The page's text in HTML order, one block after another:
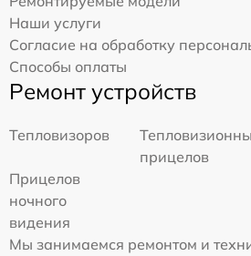
Наши услуги
Согласие на обработку
Способы оплаты
Ремонт устройств
Тепловизоров
прицелов
Прицелов
ночного
видения
Мы занимаемся ремонтом и